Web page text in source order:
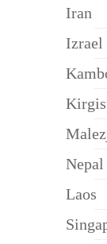
Iran
Izrael
Nepal
Laos